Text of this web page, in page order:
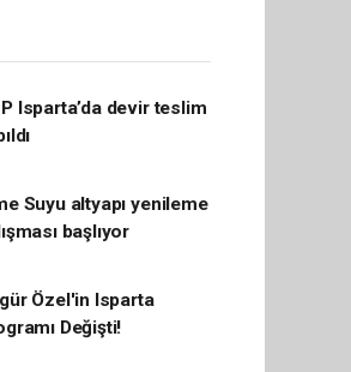
Isparta’da devir teslim
Suyu altyapı yenileme
başlıyor
Özel'in Isparta
Değişti!